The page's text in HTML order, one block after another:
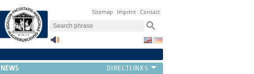
Sitemap Imprint Contact
NEWS